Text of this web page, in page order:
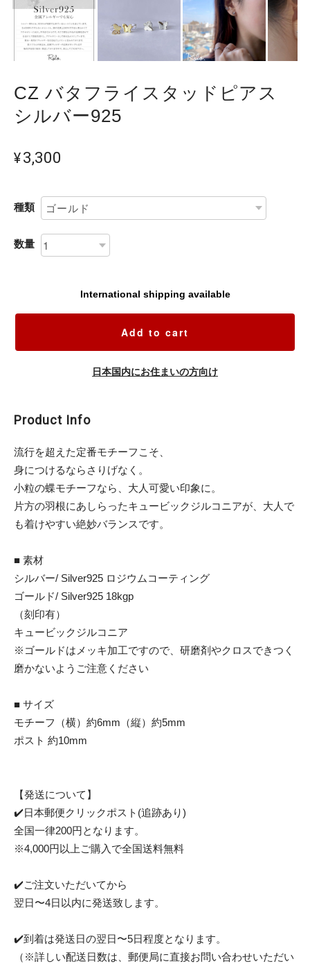
CZ バタフライスタッドピアス
シルバー925
¥3,300
種類
数量
International shipping available
Add to cart
日本国内にお住まいの方向け
Product Info
流行を超えた定番モチーフこそ、
身につけるならさりげなく。
小粒の蝶モチーフなら、大人可愛い印象に。
片方の羽根にあしらったキュービックジルコニアが、大人で
も着けやすい絶妙バランスです。
■ 素材
シルバー/ Silver925 ロジウムコーティング
ゴールド/ Silver925 18kgp
（刻印有）
キュービックジルコニア
※ゴールドはメッキ加工ですので、研磨剤やクロスできつく
磨かないようご注意ください
■ サイズ
モチーフ（横）約6mm（縦）約5mm
ポスト 約10mm
【発送について】
✔️日本郵便クリックポスト(追跡あり)
全国一律200円となります。
※4,000円以上ご購入で全国送料無料
✔️ご注文いただいてから
翌日〜4日以内に発送致します。
✔️到着は発送日の翌日〜5日程度となります。
（※詳しい配送日数は、郵便局に直接お問い合わせいただい